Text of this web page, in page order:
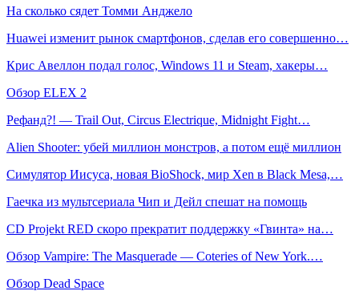
На сколько сядет Томми Анджело
Huawei изменит рынок смартфонов, сделав его совершенно…
Крис Авеллон подал голос, Windows 11 и Steam, хакеры…
Обзор ELEX 2
Рефанд?! — Trail Out, Circus Electrique, Midnight Fight…
Alien Shooter: убей миллион монстров, а потом ещё миллион
Симулятор Иисуса, новая BioShock, мир Xen в Black Mesa,…
Гаечка из мультсериала Чип и Дейл спешат на помощь
CD Projekt RED скоро прекратит поддержку «Гвинта» на…
Обзор Vampire: The Masquerade — Coteries of New York.…
Обзор Dead Space